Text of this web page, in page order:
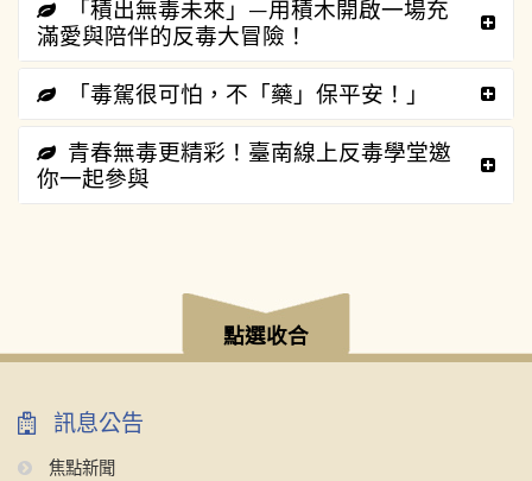
「積出無毒未來」—用積木開啟一場充
滿愛與陪伴的反毒大冒險！
「毒駕很可怕，不「藥」保平安！」
青春無毒更精彩！臺南線上反毒學堂邀
你一起參與
點選收合
訊息公告
焦點新聞